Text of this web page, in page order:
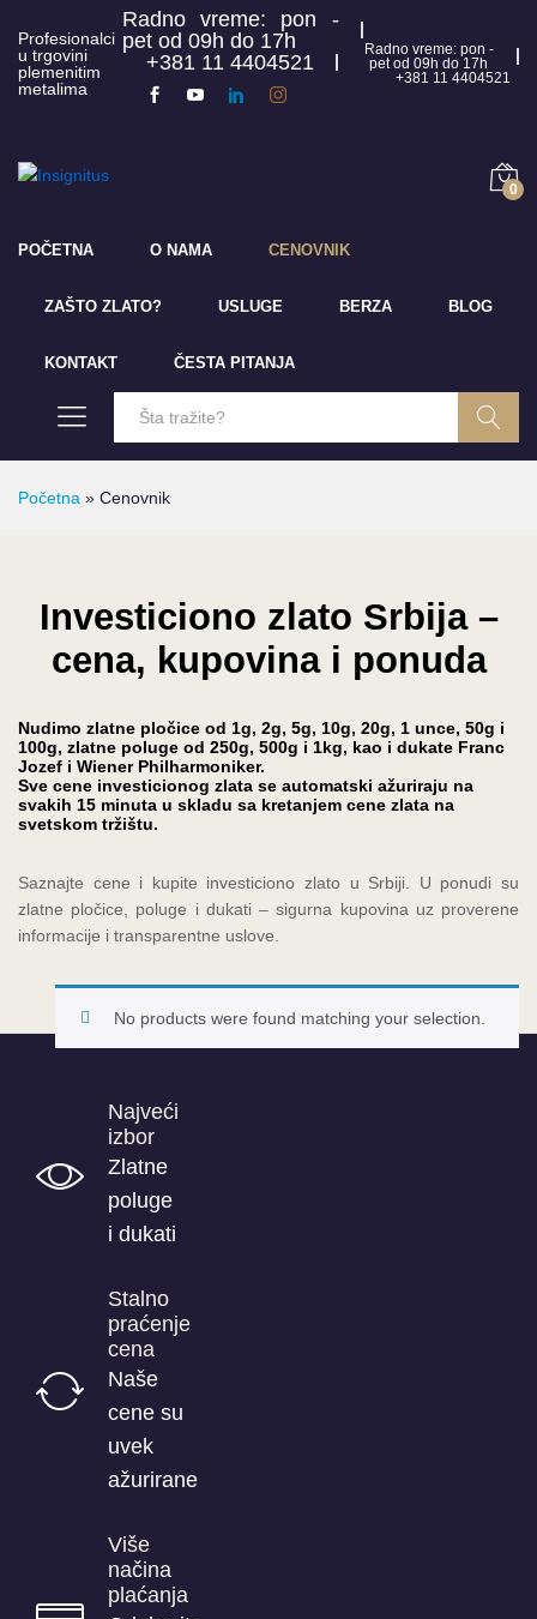
Profesionalci
u trgovini
plemenitim
metalima
Radno vreme: pon -
pet od 09h do 17h
+381 11 4404521
Radno vreme: pon -
pet od 09h do 17h
+381 11 4404521
0
POČETNA O NAMA CENOVNIK
ZAŠTO ZLATO? USLUGE BERZA BLOG
KONTAKT ČESTA PITANJA
Početna » Cenovnik
Investiciono zlato Srbija –
cena, kupovina i ponuda
Nudimo zlatne pločice od 1g, 2g, 5g, 10g, 20g, 1 unce, 50g i
100g, zlatne poluge od 250g, 500g i 1kg, kao i dukate Franc
Jozef i Wiener Philharmoniker.
Sve cene investicionog zlata se automatski ažuriraju na
svakih 15 minuta u skladu sa kretanjem cene zlata na
svetskom tržištu.
Saznajte cene i kupite investiciono zlato u Srbiji. U ponudi su
zlatne pločice, poluge i dukati – sigurna kupovina uz proverene
informacije i transparentne uslove.
No products were found matching your selection.
Najveći
izbor
Zlatne
poluge
i dukati
Stalno
praćenje
cena
Naše
cene su
uvek
ažurirane
Više
načina
plaćanja